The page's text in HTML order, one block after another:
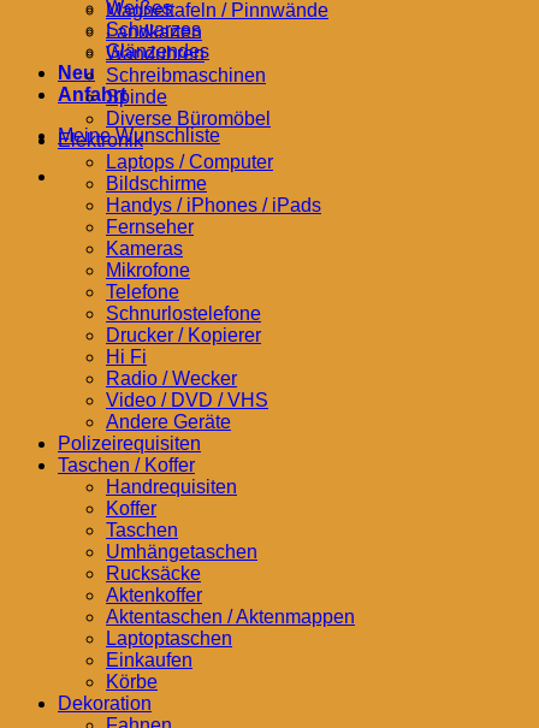
Weißes
Schwarzes
Glänzendes
Neu
Anfahrt
Meine Wunschliste
Magnettafeln / Pinnwände
Landkarten
Wanduhren
Schreibmaschinen
Spinde
Diverse Büromöbel
Elektronik
Laptops / Computer
Bildschirme
Handys / iPhones / iPads
Fernseher
Kameras
Mikrofone
Telefone
Schnurlostelefone
Drucker / Kopierer
Hi Fi
Radio / Wecker
Video / DVD / VHS
Andere Geräte
Polizeirequisiten
Taschen / Koffer
Handrequisiten
Koffer
Taschen
Umhängetaschen
Rucksäcke
Aktenkoffer
Aktentaschen / Aktenmappen
Laptoptaschen
Einkaufen
Körbe
Dekoration